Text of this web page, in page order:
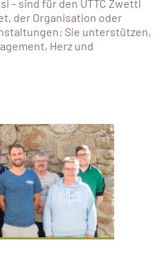
– sind für den UTTC Zwettl
der Organisation oder
Sie unterstützen,
Herz und